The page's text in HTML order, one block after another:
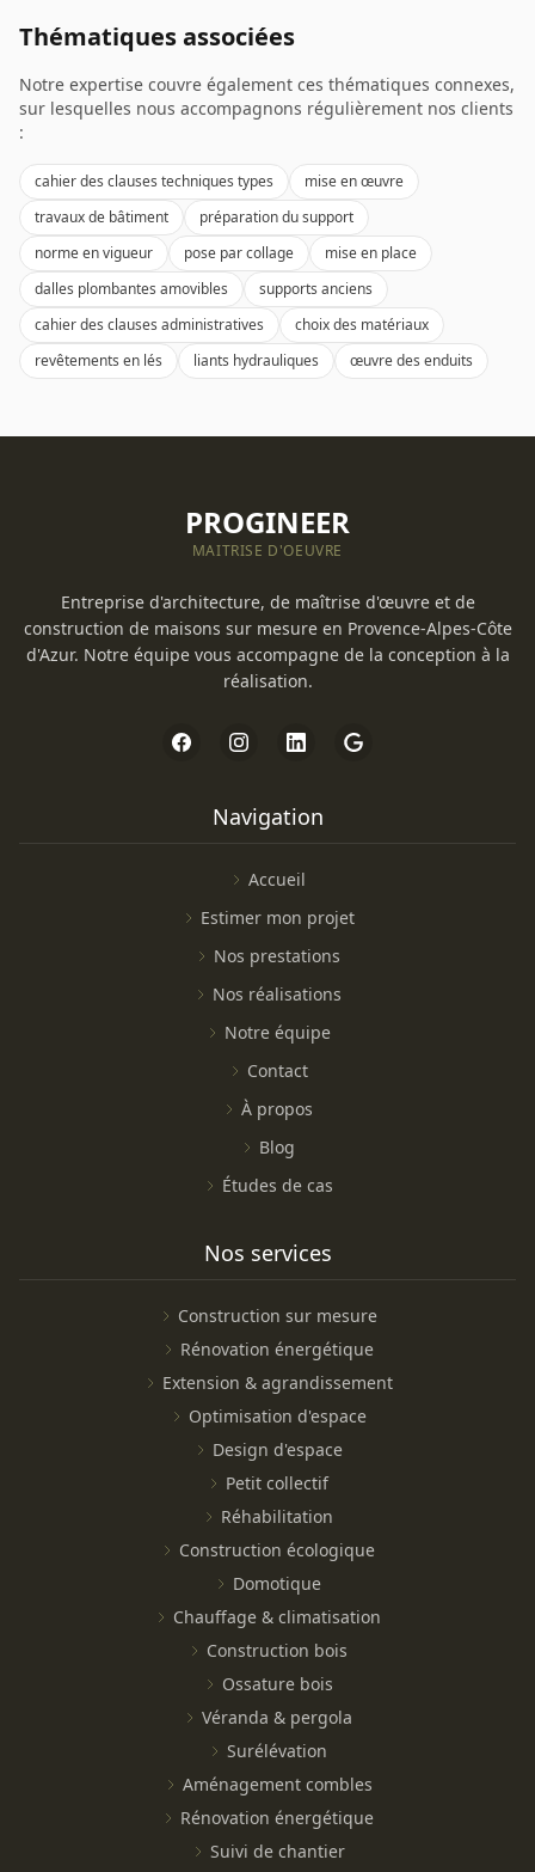
Thématiques associées
Notre expertise couvre également ces thématiques connexes,
sur lesquelles nous accompagnons régulièrement nos clients
:
cahier des clauses techniques types
mise en œuvre
travaux de bâtiment
préparation du support
norme en vigueur
pose par collage
mise en place
dalles plombantes amovibles
supports anciens
cahier des clauses administratives
choix des matériaux
revêtements en lés
liants hydrauliques œuvre des enduits
PROGINEER
MAITRISE D'OEUVRE
Entreprise d'architecture, de maîtrise d'œuvre et de
construction de maisons sur mesure en Provence-Alpes-Côte
d'Azur. Notre équipe vous accompagne de la conception à la
réalisation.
Navigation
Accueil
Estimer mon projet
Nos prestations
Nos réalisations
Notre équipe
Contact
À propos
Blog
Études de cas
Nos services
Construction sur mesure
Rénovation énergétique
Extension & agrandissement
Optimisation d'espace
Design d'espace
Petit collectif
Réhabilitation
Construction écologique
Domotique
Chauffage & climatisation
Construction bois
Ossature bois
Véranda & pergola
Surélévation
Aménagement combles
Rénovation énergétique
Suivi de chantier